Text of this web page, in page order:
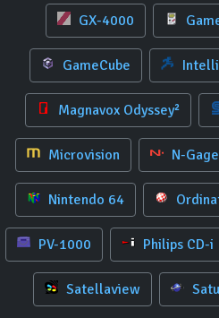
GX-4000
GameCube
Magnavox Odyssey²
Microvision N-Gage
Nintendo 64
PV-1000 Philips CD-i
Satellaview